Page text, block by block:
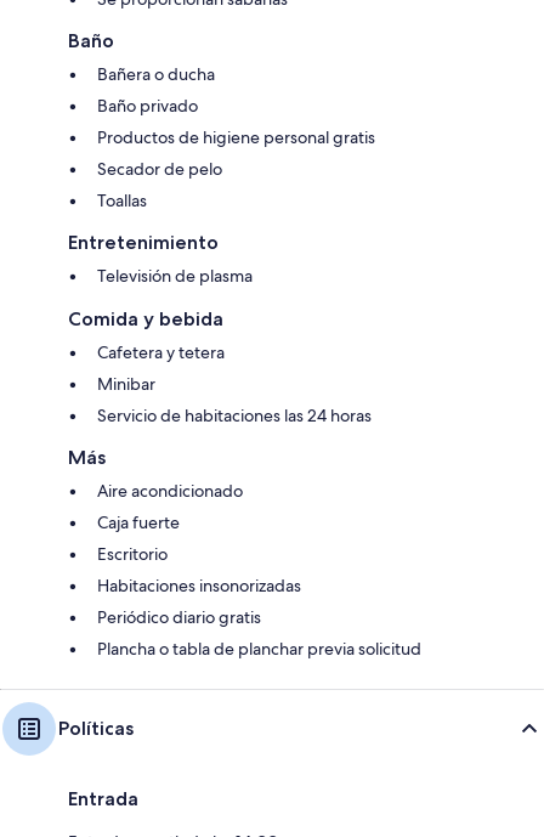
Baño
Bañera o ducha
Baño privado
Productos de higiene personal gratis
Secador de pelo
Toallas
Entretenimiento
Televisión de plasma
Comida y bebida
Cafetera y tetera
Minibar
Servicio de habitaciones las 24 horas
Más
Aire acondicionado
Caja fuerte
Escritorio
Habitaciones insonorizadas
Periódico diario gratis
Plancha o tabla de planchar previa solicitud
Políticas
Entrada